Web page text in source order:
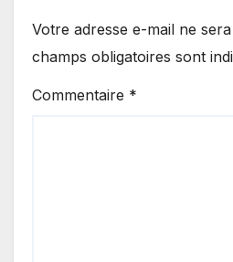
Votre adresse e-mail ne
champs obligatoires sont
Commentaire *